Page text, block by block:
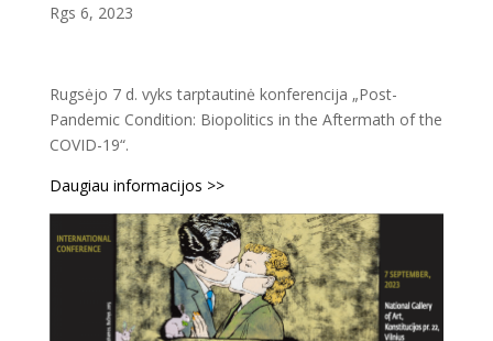
Rgs 6, 2023
Rugsėjo 7 d. vyks tarptautinė konferencija „Post-
Pandemic Condition: Biopolitics in the Aftermath of the
COVID-19“.
Daugiau informacijos >>